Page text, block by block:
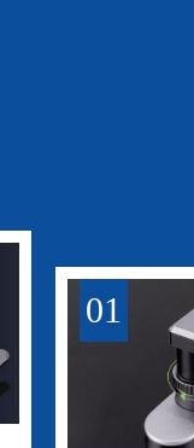
01